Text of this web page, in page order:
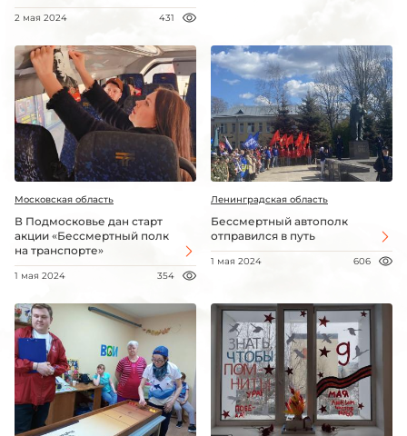
2 мая 2024 431
Московская область
В Подмосковье дан старт
акции «Бессмертный полк
на транспорте»
1 мая 2024 354
Ленинградская область
Бессмертный автополк
отправился в путь
1 мая 2024 606